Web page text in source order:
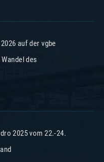
auf der vgbe
des
2025 vom 22.-24.